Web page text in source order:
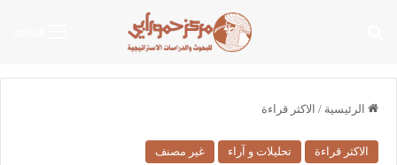
الرئيسية / الاكثر قراءة
الاكثر قراءة تحليلات و آراء غير مصنف